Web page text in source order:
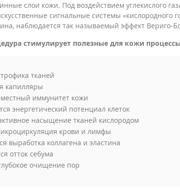
слои кожи. Под воздействием углекислого
сигнальные системы «кислородного
наблюдается так называемый эффект
стимулирует полезные для кожи
тканей
капилляры
иммунитет кожи
энергетический потенциал клеток
насыщение тканей кислородом
крови и лимфы
выработка коллагена и эластина
отток себума
очищение пор